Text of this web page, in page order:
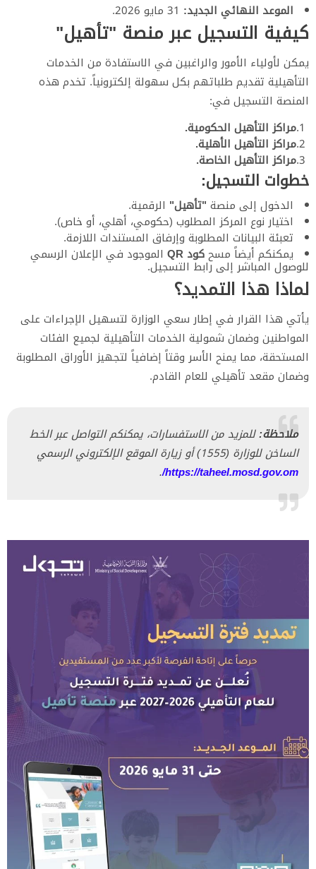
الموعد النهائي الجديد:
​كيفية التسجيل عبر منصة "تأهيل"
​يمكن لأولياء الأمور والراغبين في الاستفادة من الخدمات
التأهيلية تقديم طلباتهم بكل سهولة إلكترونياً. تخدم هذه
المنصة التسجيل في:
مراكز التأهيل الحكومية.
مراكز التأهيل الأهلية.
مراكز التأهيل الخاصة.
​خطوات التسجيل:
​الدخول إلى منصة "تأهيل" الرقمية.
​اختيار نوع المركز المطلوب (حكومي، أهلي، أو خاص).
​تعبئة البيانات المطلوبة وإرفاق المستندات اللازمة.
​يمكنكم أيضاً مسحكود QR الموجود في الإعلان الرسمي
للوصول المباشر إلى رابط التسجيل.
​لماذا هذا التمديد؟
​يأتي هذا القرار في إطار سعي الوزارة لتسهيل الإجراءات على
المواطنين وضمان شمولية الخدمات التأهيلية لجميع الفئات
المستحقة، مما يمنح الأسر وقتاً إضافياً لتجهيز الأوراق المطلوبة
وضمان مقعد تأهيلي للعام القادم.
ملاحظة:للمزيد من الاستفسارات، يمكنكم التواصل عبر الخط
الساخن للوزارة (1555) أو زيارة الموقع الإلكتروني الرسمي
https://taheel.mosd.gov.om/
.